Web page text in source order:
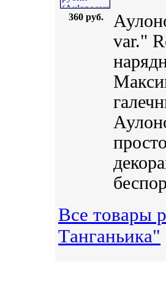
360 руб.
var."
Все товары
Tанганьика"